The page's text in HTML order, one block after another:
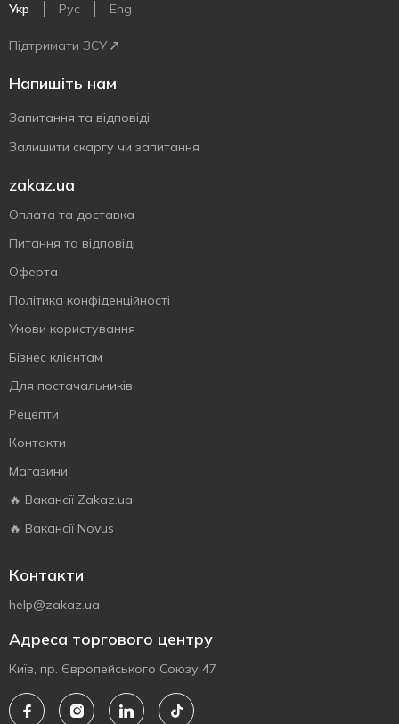
Укр Рус Eng
Підтримати ЗСУ
Напишіть нам
Запитання та відповіді
Залишити скаргу чи запитання
zakaz.ua
Оплата та доставка
Питання та відповіді
Оферта
Політика конфіденційності
Умови користування
Бізнес клієнтам
Для постачальників
Рецепти
Контакти
Магазини
🔥 Вакансії Zakaz.ua
🔥 Вакансії Novus
Контакти
help@zakaz.ua
Адреса торгового центру
Київ, пр. Європейського Союзу 47